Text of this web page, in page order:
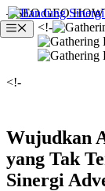
Langsung
ke
isi
Menu
– SEO GEO
<!-
<!-
Wujudkan
yang Tak
Sinergi